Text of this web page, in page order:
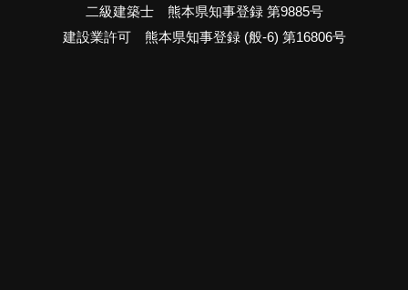
二級建築士 熊本県知事登録 第9885号
建設業許可 熊本県知事登録 (般-6) 第16806号